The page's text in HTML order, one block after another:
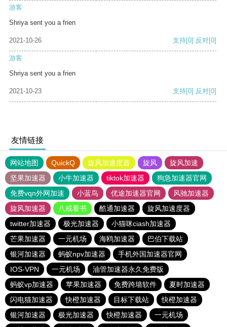
游客
Shriya sent you a frien
2021-10-26 支持[0] 反对[0]
游客
Shriya sent you a frien
2021-10-23 支持[0] 反对[0]
友情链接
网站地图 QuickQ 旋风加速度器 旋风
旋风加速
坚果加速器
小牛加速器 tiktok加速器
狗急加速器官网
免费vqn外网加速
小蓝鸟 优途加速器官网
风驰加速器
旋风加速器
八戒看书 酷通加速器
旋风加速度器
twitter加速器
极光加速器
小猫咪ciash加速器
芒果加速器
一元机场 海鸥加速器
巴伯下载站
银河加速器
蚂蚁npv加速器
手机外国加速器官网
IOS-VPN
一元机场
油管加速器永久免费版
蚂蚁vp加速器
苹果加速器 免费跨墙软件
夏时加速器
闪电猫加速器
快橙加速器 目标下载站
快橙加速器
银河加速器
极光加速器 快橙加速器
一元机场